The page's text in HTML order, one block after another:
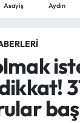
Asayiş Aydın
ve